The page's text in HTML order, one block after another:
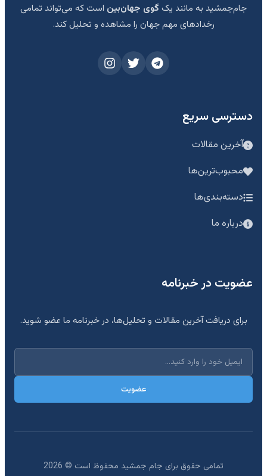
جام‌جمشید به مانند یک گوی جهان‌بین است که می‌تواند تمامی
رخدادهای مهم جهان را مشاهده و تحلیل کند.
دسترسی سریع
آخرین مقالات
محبوب‌ترین‌ها
دسته‌بندی‌ها
درباره ما
عضویت در خبرنامه
برای دریافت آخرین مقالات و تحلیل‌ها، در خبرنامه ما عضو شوید.
عضویت
تمامی حقوق برای جام جمشید محفوظ است © 2026